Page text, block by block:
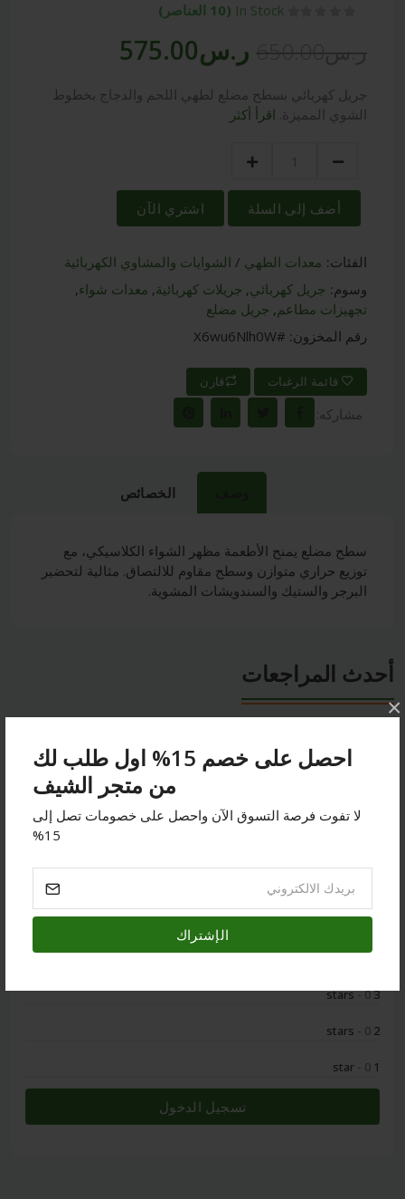
احصل على خصم 15% اول طلب لك
من متجر الشيف
لا تفوت فرصة التسوق الآن واحصل على خصومات تصل إلى
15%
الإشتراك
×
In Stock (10 العناصر)
ر.س575.00
جريل كهربائي بسطح مضلع لطهي اللحم والدجاج بخطوط
الشوي المميزة. اقرأ أكثر
أضف إلى السلة اشتري الآن
الفئات: معدات الطهي / الشوايات والمشاوي الكهربائية
وسوم: جريل كهربائي, جريلات كهربائية, معدات شواء,
تجهيزات مطاعم, جريل مضلع
رقم المخزون: #X6wu6Nlh0W
قائمة الرغبات قارن
مشاركه:
الخصائص
سطح مضلع يمنح الأطعمة مظهر الشواء الكلاسيكي، مع
توزيع حراري متوازن وسطح مقاوم للالتصاق. مثالية لتحضير
البرجر والستيك والسندويشات المشوية.
أحدث المراجعات
لا يوجد مراجعة
0
- 0
- 0
3 stars
- 0
2 stars
- 0
1 star
- 0
تسجيل الدخول